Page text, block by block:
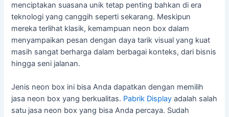
menciptakan suasana unik tetap penting bahkan di era
teknologi yang canggih seperti sekarang. Meskipun
mereka terlihat klasik, kemampuan neon box dalam
menyampaikan pesan dengan daya tarik visual yang kuat
masih sangat berharga dalam berbagai konteks, dari bisnis
hingga seni jalanan.
Jenis neon box ini bisa Anda dapatkan dengan memilih
jasa neon box yang berkualitas. Pabrik Display adalah salah
satu jasa neon box yang bisa Anda percaya. Sudah